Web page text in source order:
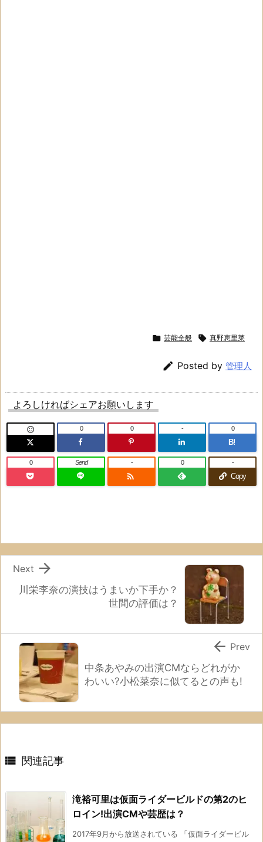
 芸能全般  真野恵里菜
 Posted by 管理人
よろしければシェアお願いします
 0 0 -
B!
0
0 Send

- 0
Copy
-
川栄李奈の演技はうまいか下手か？
世間の評価は？

Next
中条あやみの出演CMならどれがか
わいい?小松菜奈に似てるとの声も!
 Prev
 関連記事
滝裕可里は仮面ライダービルドの第2のヒ
ロイン!出演CMや芸歴は？
2017年9月から放送されている 「仮面ライダービル